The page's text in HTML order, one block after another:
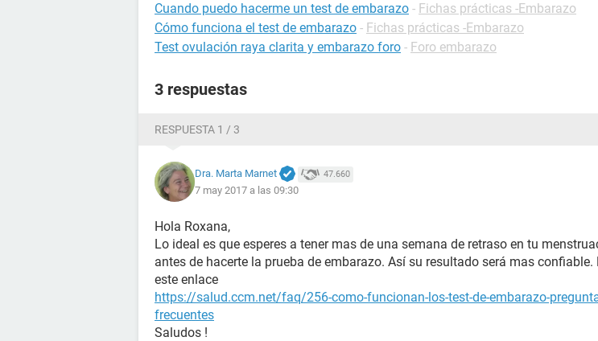
Cuando puedo hacerme un test de embarazo - Fichas prácticas -Embarazo
Cómo funciona el test de embarazo - Fichas prácticas -Embarazo
Test ovulación raya clarita y embarazo foro - Foro embarazo
3 respuestas
RESPUESTA 1 / 3
Dra. Marta Marnet 47.660
7 may 2017 a las 09:30
Hola Roxana,
Lo ideal es que esperes a tener mas de una semana de retraso en tu
antes de hacerte la prueba de embarazo. Así su resultado será mas confiable.
este enlace
https://salud.ccm.net/faq/256-como-funcionan-los-test-de-embarazo-
frecuentes
Saludos !